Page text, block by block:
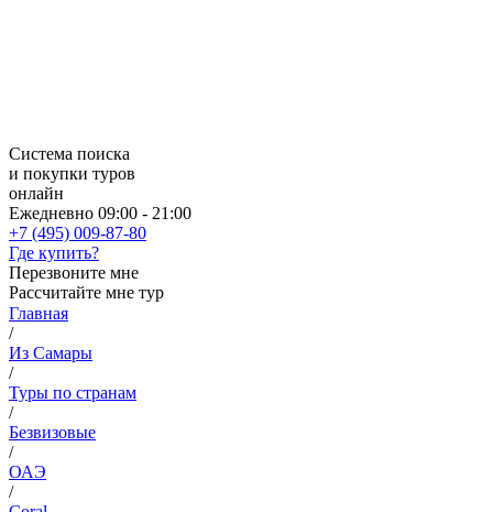
Система поиска
и покупки туров
онлайн
Ежедневно 09:00 - 21:00
+7 (495) 009-87-80
Где купить?
Перезвоните мне
Рассчитайте мне тур
Главная
/
Из Самары
/
Туры по странам
/
Безвизовые
/
ОАЭ
/